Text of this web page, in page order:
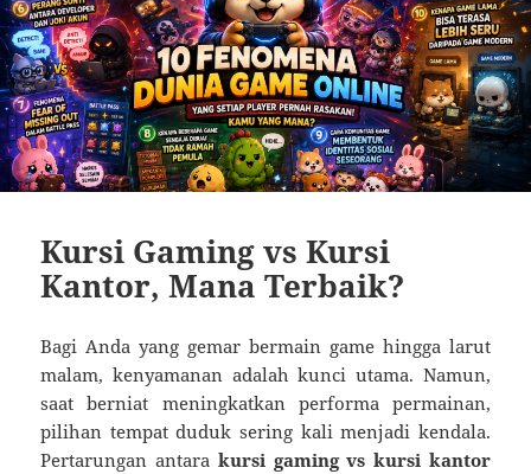
Kursi Gaming vs Kursi
Kantor, Mana Terbaik?
Bagi Anda yang gemar bermain game hingga larut
malam, kenyamanan adalah kunci utama. Namun,
saat berniat meningkatkan performa permainan,
pilihan tempat duduk sering kali menjadi kendala.
Pertarungan antara kursi gaming vs kursi kantor